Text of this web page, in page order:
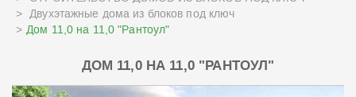
Двухэтажные дома из блоков под ключ
Дом 11,0 на 11,0 "Рантоул"
ДОМ 11,0 НА 11,0 "РАНТОУЛ"